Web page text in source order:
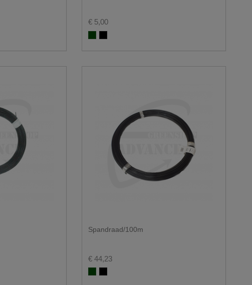
€ 5,00
Groen RAL 6005
Zwart RAL 9005
Spandraad/100m
€ 44,23
Groen RAL 6005
Zwart RAL 9005